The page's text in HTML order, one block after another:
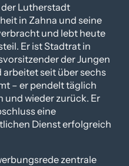
der Lutherstadt
in Zahna und seine
und lebt heute
Er ist Stadtrat in
der Jungen
seit über sechs
– er pendelt täglich
wieder zurück. Er
eine
Dienst erfolgreich
zentrale